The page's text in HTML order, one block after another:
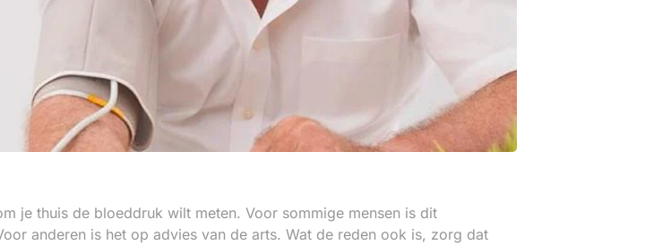
je thuis de bloeddruk wilt meten. Voor sommige mensen is dit
anderen is het op advies van de arts. Wat de reden ook is, zorg dat